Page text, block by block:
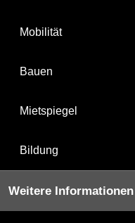
Mobilität
Bauen
Mietspiegel
Bildung
Weitere Informationen